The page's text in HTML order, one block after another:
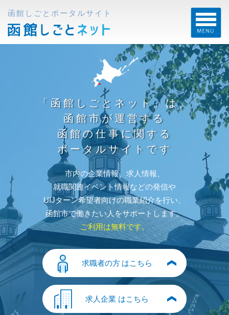
函館しごとポータルサイト
「函館しごとネット」は、
函館市が運営する
函館の仕事に関する
ポータルサイトです
市内の企業情報、求人情報、
就職関連イベント情報などの発信や
UIJターン希望者向けの職業紹介を行い、
函館市で働きたい人をサポートします。
ご利用は無料です。
求職者の方 はこちら
求人企業 はこちら